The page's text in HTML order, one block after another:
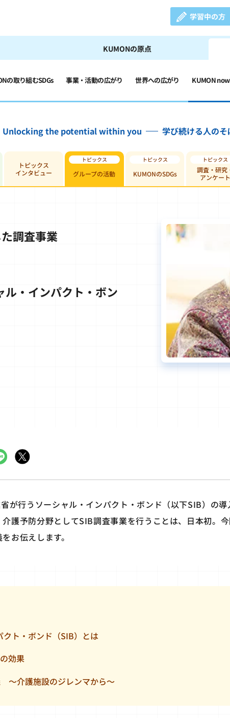
学習中の方
KUMONの原点
の取り組むSDGs 事業・活動の広がり 世界への広がり KUMON
Unlocking the potential within you 学び続ける人のそ
トピックス
インタビュー
グループの活動 KUMONのSDGs
調査・研究
アンケート
調査事業
ル・インパクト・ボン
が行うソーシャル・インパクト・ボンド（以下SIB）の
護予防分野としてSIB調査事業を行うことは、日本初。
お伝えします。
クト・ボンド（SIB）とは
効果
～介護施設のジレンマから～